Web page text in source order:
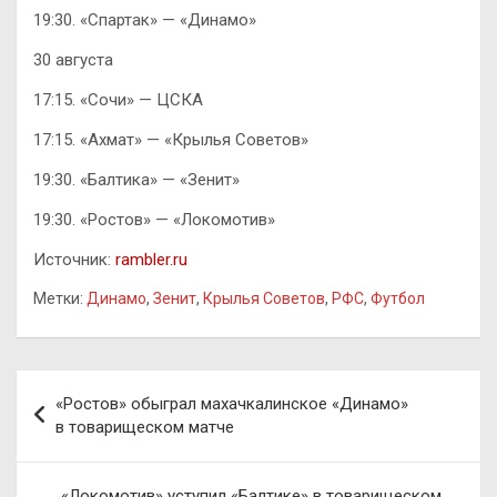
19:30. «Спартак» — «Динамо»
30 августа
17:15. «Сочи» — ЦСКА
17:15. «Ахмат» — «Крылья Советов»
19:30. «Балтика» — «Зенит»
19:30. «Ростов» — «Локомотив»
Источник: rambler.ru
Метки: Динамо, Зенит, Крылья Советов, РФС, Футбол
по
записям
«Ростов» обыграл махачкалинское «Динамо»
в товарищеском матче